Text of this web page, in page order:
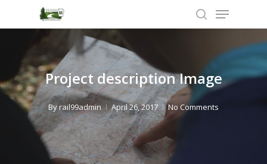
search
Menu
Project description Image
Byrail99admin April 26, 2017 No Comments
Menu